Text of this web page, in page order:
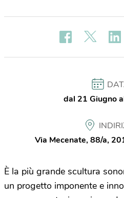
dal 21 Giugno
Via Mecenate, 88/a,
È la più grande scultura
un progetto imponente e